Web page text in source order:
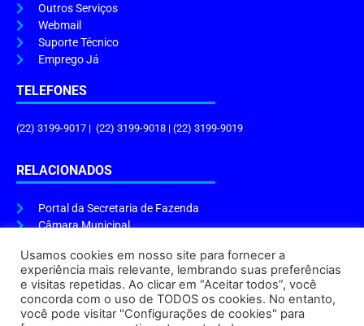
Outros Serviços
Webmail
Suporte Técnico
Emprego Já
TELEFONES
(22) 3199-9017 | (22) 3199-9018 | (22) 3199-9019
RELACIONADOS
Portal da Secretaria de Fazenda
Câmara Municipal
ENDEREÇO E HORÁRIO
Endereço:Praça Tiradentes, s/n – Centro, Cabo Frio – RJ, 28906-290
Usamos cookies em nosso site para fornecer a
experiência mais relevante, lembrando suas preferências
e visitas repetidas. Ao clicar em “Aceitar todos”, você
concorda com o uso de TODOS os cookies. No entanto,
você pode visitar "Configurações de cookies" para